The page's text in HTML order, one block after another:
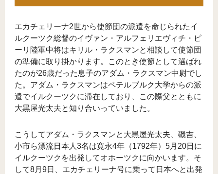
エカチェリーナ2世から使節団の派遣を命じられたイ
ルクーツク総督のイヴァン・アルフェリエヴィチ・ピ
ーリ陸軍中将はキリル・ラクスマンと相談して使節団
の準備に取り掛かります。このとき使節として選ばれ
たのが26歳だった息子のアダム・ラクスマン中尉でし
た。アダム・ラクスマンはペテルブルク大学からの派
遣でイルクーツクに滞在しており、この際父とともに
大黒屋光太夫と知り合いっていました。
こうしてアダム・ラクスマンと大黒屋光太夫、磯吉、
小市ら漂流日本人3名は寛永4年（1792年）5月20日に
イルクーツクを出発してオホーツクに向かいます。そ
して8月9日、エカチェリーナ号に乗って日本へと出発